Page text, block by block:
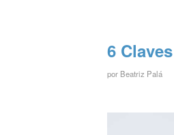
6
por Beatriz Palá